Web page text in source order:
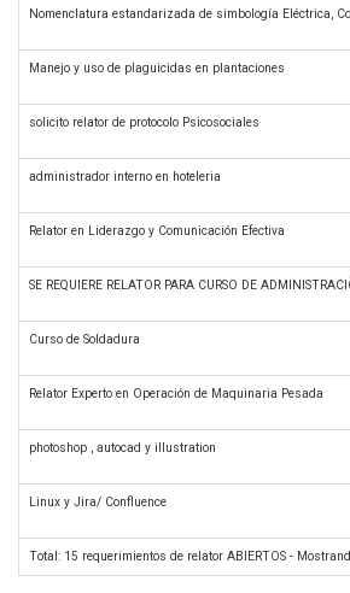
Nomenclatura estandarizada de simbología Eléctrica,
Manejo y uso de plaguicidas en plantaciones
solicito relator de protocolo Psicosociales
administrador interno en hoteleria
Relator en Liderazgo y Comunicación Efectiva
SE REQUIERE RELATOR PARA CURSO DE
Curso de Soldadura
Relator Experto en Operación de Maquinaria Pesada
photoshop , autocad y illustration
Linux y Jira/ Confluence
Total: 15 requerimientos de relator ABIERTOS -